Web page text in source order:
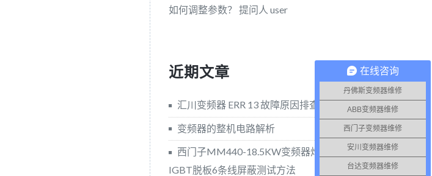
如何调整参数？ 提问人 user
近期文章
汇川变频器 ERR 13 故障原因排查与维修方法
变频器的整机电路解析
西门子MM440-18.5KW变频器炸模块，
IGBT脱板6条线屏蔽测试方法
在线咨询
丹佛斯变频器维修
ABB变频器维修
西门子变频器维修
安川变频器维修
台达变频器维修